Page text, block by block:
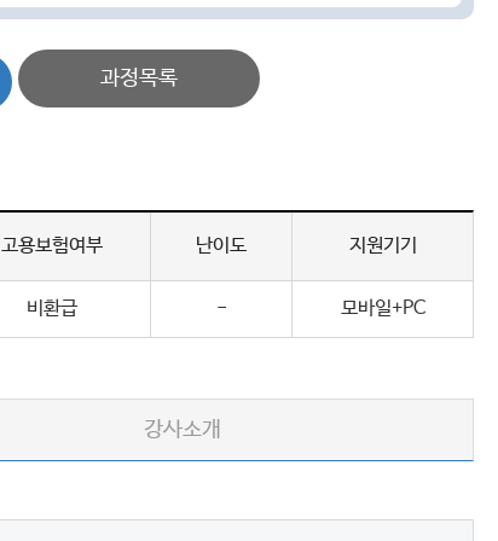
과정목록
고용보험여부 난이도 지원기기
비환급 - 모바일+PC
강사소개